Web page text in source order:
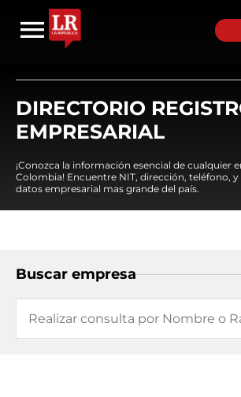
DIRECTORIO
EMPRESARIAL
¡Conozca la información esencial de cualquier
Colombia! Encuentre NIT, dirección, teléfono, y
datos empresarial mas grande del país.
Buscar empresa